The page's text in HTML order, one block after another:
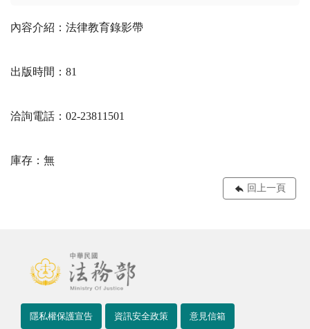
內容介紹：法律教育錄影帶
出版時間：81
洽詢電話：02-23811501
庫存：無
回上一頁
隱私權保護宣告 資訊安全政策 意見信箱